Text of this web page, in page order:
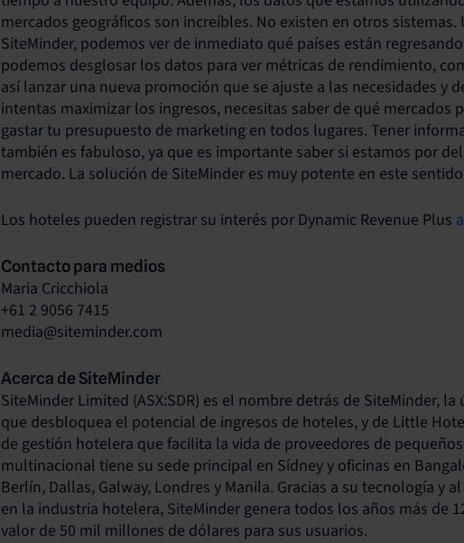
mercados geográficos son increíbles. No existen en otros
SiteMinder, podemos ver de inmediato qué países están
podemos desglosar los datos para ver métricas de rendimiento,
así lanzar una nueva promoción que se ajuste a las necesidades y
intentas maximizar los ingresos, necesitas saber de qué mercados
gastar tu presupuesto de marketing en todos lugares. Tener
también es fabuloso, ya que es importante saber si estamos por
mercado. La solución de SiteMinder es muy potente en este
Los hoteles pueden registrar su interés por Dynamic Revenue Plus
Contacto para medios
Maria Cricchiola
+61 2 9056 7415
media@siteminder.com
Acerca de SiteMinder
SiteMinder Limited (ASX:SDR) es el nombre detrás de SiteMinder,
que desbloquea el potencial de ingresos de hoteles, y de Little
de gestión hotelera que facilita la vida de proveedores de
multinacional tiene su sede principal en Sídney y oficinas en
Berlín, Dallas, Galway, Londres y Manila. Gracias a su tecnología y
en la industria hotelera, SiteMinder genera todos los años más de
valor de 50 mil millones de dólares para sus usuarios.